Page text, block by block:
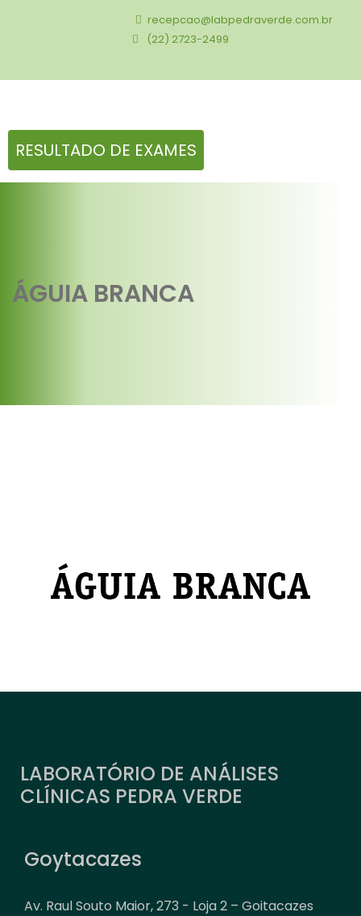
recepcao@labpedraverde.com.br
(22) 2723-2499
RESULTADO DE EXAMES
ÁGUIA BRANCA
LABORATÓRIO DE ANÁLISES
CLÍNICAS PEDRA VERDE
Goytacazes
Av. Raul Souto Maior, 273 - Loja 2 – Goitacazes